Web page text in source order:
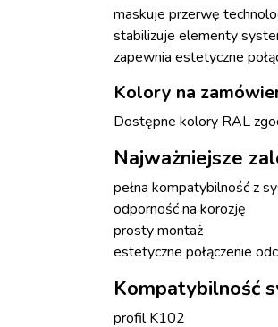
maskuje przerwę
stabilizuje elementy
zapewnia estetyczne
Kolory na
Dostępne kolory RAL
Najważniejsze
pełna kompatybilność z
odporność na korozję
prosty montaż
estetyczne połączenie
Kompatybilność
profil K102